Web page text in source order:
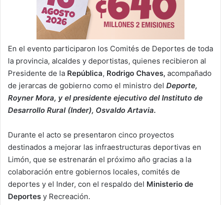
En el evento participaron los Comités de Deportes de toda
la provincia, alcaldes y deportistas, quienes recibieron al
Presidente de la República, Rodrigo Chaves, acompañado
de jerarcas de gobierno como el ministro del Deporte,
Royner Mora, y el presidente ejecutivo del Instituto de
Desarrollo Rural (Inder), Osvaldo Artavia.
Durante el acto se presentaron cinco proyectos
destinados a mejorar las infraestructuras deportivas en
Limón, que se estrenarán el próximo año gracias a la
colaboración entre gobiernos locales, comités de
deportes y el Inder, con el respaldo del Ministerio de
Deportes y Recreación.